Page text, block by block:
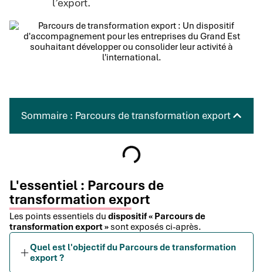
l’export.
Sommaire : Parcours de transformation export
L'essentiel : Parcours de
transformation export
Les points essentiels du dispositif « Parcours de
transformation export » sont exposés ci-après.
Quel est l'objectif du Parcours de transformation
export ?